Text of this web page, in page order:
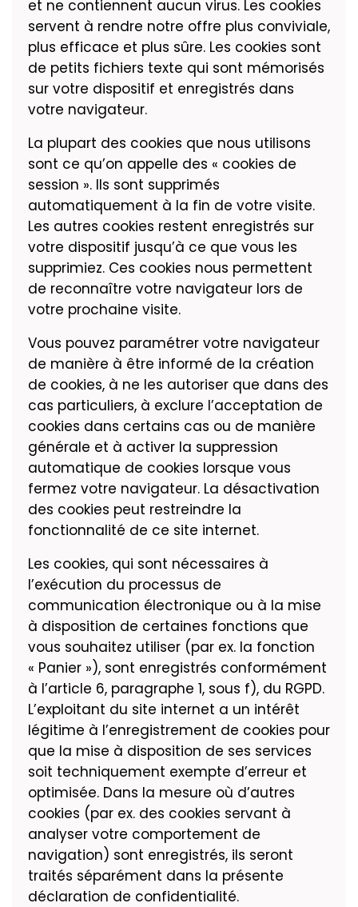
et ne contiennent aucun virus. Les cookies
servent à rendre notre offre plus conviviale,
plus efficace et plus sûre. Les cookies sont
de petits fichiers texte qui sont mémorisés
sur votre dispositif et enregistrés dans
votre navigateur.
La plupart des cookies que nous utilisons
sont ce qu’on appelle des « cookies de
session ». Ils sont supprimés
automatiquement à la fin de votre visite.
Les autres cookies restent enregistrés sur
votre dispositif jusqu’à ce que vous les
supprimiez. Ces cookies nous permettent
de reconnaître votre navigateur lors de
votre prochaine visite.
Vous pouvez paramétrer votre navigateur
de manière à être informé de la création
de cookies, à ne les autoriser que dans des
cas particuliers, à exclure l’acceptation de
cookies dans certains cas ou de manière
générale et à activer la suppression
automatique de cookies lorsque vous
fermez votre navigateur. La désactivation
des cookies peut restreindre la
fonctionnalité de ce site internet.
Les cookies, qui sont nécessaires à
l’exécution du processus de
communication électronique ou à la mise
à disposition de certaines fonctions que
vous souhaitez utiliser (par ex. la fonction
« Panier »), sont enregistrés conformément
à l’article 6, paragraphe 1, sous f), du RGPD.
L’exploitant du site internet a un intérêt
légitime à l’enregistrement de cookies pour
que la mise à disposition de ses services
soit techniquement exempte d’erreur et
optimisée. Dans la mesure où d’autres
cookies (par ex. des cookies servant à
analyser votre comportement de
navigation) sont enregistrés, ils seront
traités séparément dans la présente
déclaration de confidentialité.